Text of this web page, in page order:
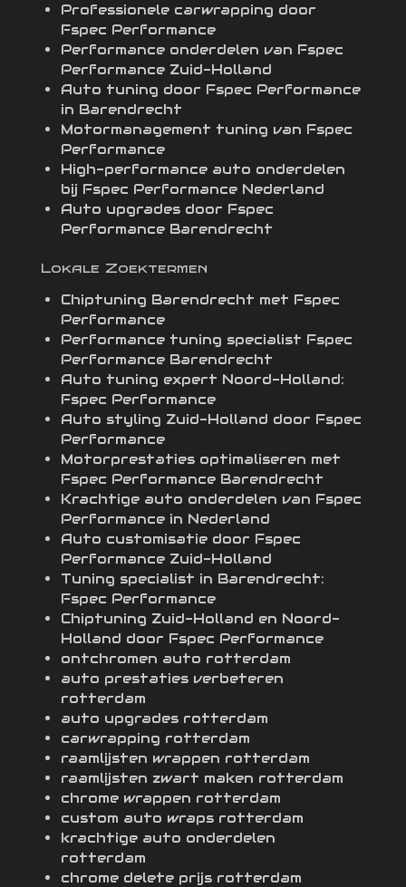
Professionele carwrapping door
Fspec Performance
Performance onderdelen van Fspec
Performance Zuid-Holland
Auto tuning door Fspec Performance
in Barendrecht
Motormanagement tuning van Fspec
Performance
High-performance auto onderdelen
bij Fspec Performance Nederland
Auto upgrades door Fspec
Performance Barendrecht
Lokale Zoektermen
Chiptuning Barendrecht met Fspec
Performance
Performance tuning specialist Fspec
Performance Barendrecht
Auto tuning expert Noord-Holland:
Fspec Performance
Auto styling Zuid-Holland door Fspec
Performance
Motorprestaties optimaliseren met
Fspec Performance Barendrecht
Krachtige auto onderdelen van Fspec
Performance in Nederland
Auto customisatie door Fspec
Performance Zuid-Holland
Tuning specialist in Barendrecht:
Fspec Performance
Chiptuning Zuid-Holland en Noord-
Holland door Fspec Performance
ontchromen auto rotterdam
auto prestaties verbeteren
rotterdam
auto upgrades rotterdam
carwrapping rotterdam
raamlijsten wrappen rotterdam
raamlijsten zwart maken rotterdam
chrome wrappen rotterdam
custom auto wraps rotterdam
krachtige auto onderdelen
rotterdam
chrome delete prijs rotterdam